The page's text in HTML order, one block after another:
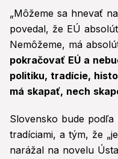
„Môžeme sa hnevať
povedal, že EÚ
Nemôžeme, má
pokračovať EÚ a
politiku, tradície,
má skapať, nech
Slovensko bude podľa
tradíciami, a tým, že
narážal na novelu